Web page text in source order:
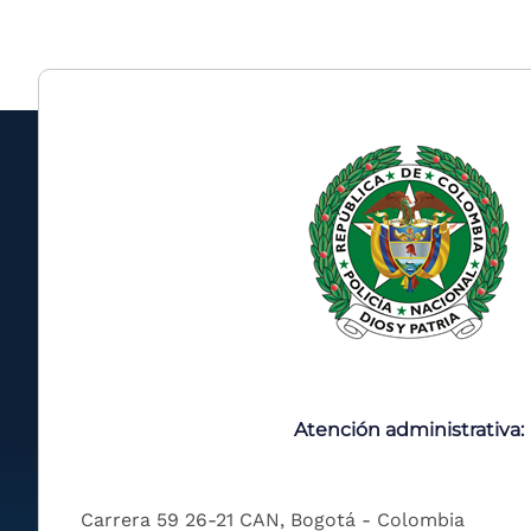
Atención administrativa:
Carrera 59 26-21 CAN, Bogotá - Colombia